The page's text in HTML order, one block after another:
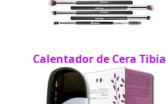
Calentador de Cera Tibia